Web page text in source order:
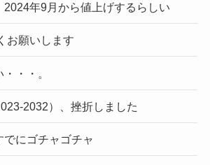
2024年9月から値上げするらしい
お願いします
・・。
2032）、挫折しました
にゴチャゴチャ